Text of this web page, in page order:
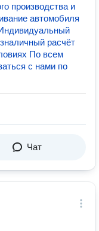
производства и
автомобиля
расчёт
По всем
с нами по
Чат